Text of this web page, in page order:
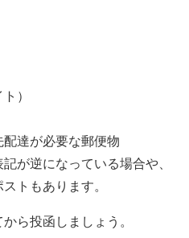
）
達が必要な郵便物
が逆になっている場合や、
トもあります。
ら投函しましょう。